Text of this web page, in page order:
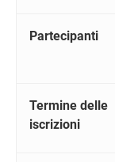
Partecipanti
Termine delle
iscrizioni